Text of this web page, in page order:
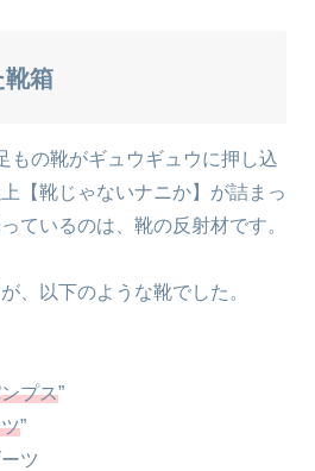
靴箱
もの靴がギュウギュウに押し込
【靴じゃないナニか】が詰まっ
ているのは、靴の反射材です。
、以下のような靴でした。
プス”
”
ツ